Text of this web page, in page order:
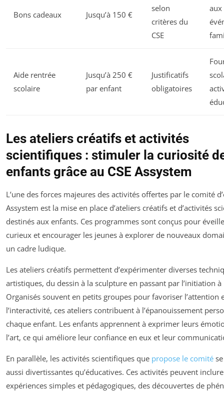
Bons cadeaux Jusqu’à 150 €
selon
critères du
CSE
aux
Aide rentrée
scolaire
Jusqu’à 250 €
par enfant
Justificatifs
obligatoires
Les ateliers créatifs et activités
scientifiques : stimuler la curiosité
enfants grâce au CSE Assystem
L’une des forces majeures des activités offertes par le comité
Assystem est la mise en place d’ateliers créatifs et d’activités
destinés aux enfants. Ces programmes sont conçus pour
curieux et encourager les jeunes à explorer de nouveaux
un cadre ludique.
Les ateliers créatifs permettent d’expérimenter diverses
artistiques, du dessin à la sculpture en passant par l’initiation
Organisés souvent en petits groupes pour favoriser l’attention
l’interactivité, ces ateliers contribuent à l’épanouissement
chaque enfant. Les enfants apprennent à exprimer leurs
l’art, ce qui améliore leur confiance en eux et leur
En parallèle, les activités scientifiques que propose le comité
aussi divertissantes qu’éducatives. Ces activités peuvent
expériences simples et pédagogiques, des découvertes de